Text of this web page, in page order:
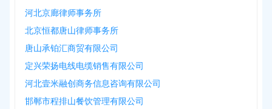
河北京廊律师事务所
北京恒都唐山律师事务所
唐山承铂汇商贸有限公司
定兴荣扬电线电缆销售有限公司
河北壹米融创商务信息咨询有限公司
邯郸市程排山餐饮管理有限公司